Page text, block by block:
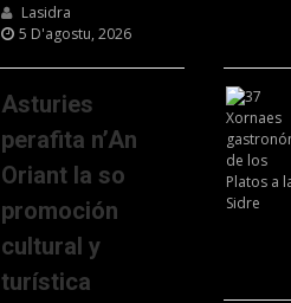
Lasidra
5 D'agostu, 2026
Asturies
perafita n’An
Oriant la so
promoción
cultural y
turística